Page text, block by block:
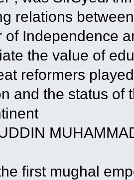
relations
of Independence
the value of
reformers
and the status of
first mughal